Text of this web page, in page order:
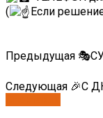
(
Если
Предыдущая
Следующая 🎉С